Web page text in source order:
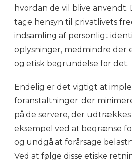
hvordan de vil blive anvendt.
tage hensyn til privatlivets
indsamling af personligt
oplysninger, medmindre der
og etisk begrundelse for det.
Endelig er det vigtigt at
foranstaltninger, der
på de servere, der udtrækkes
eksempel ved at begrænse
og undgå at forårsage
Ved at følge disse etiske